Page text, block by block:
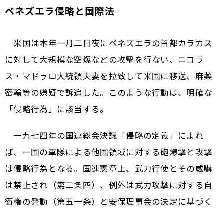
ベネズエラ侵略と国際法
米国は本年一月二日夜にベネズエラの首都カラカス
に対して大規模な空爆などの攻撃を行ない、ニコラ
ス・マドゥロ大統領夫妻を拉致して米国に移送、麻薬
密輸等の嫌疑で訴追した。このような行動は、明確な
「侵略行為」に該当する。
一九七四年の国連総会決議「侵略の定義」によれ
ば、一国の軍隊による他国領域に対する砲爆撃と攻撃
は侵略行為となる。国連憲章上、武力行使とその威嚇
は禁止され（第二条四）、例外は武力攻撃に対する自
衛権の発動（第五一条）と安保理事会の決定に基づく